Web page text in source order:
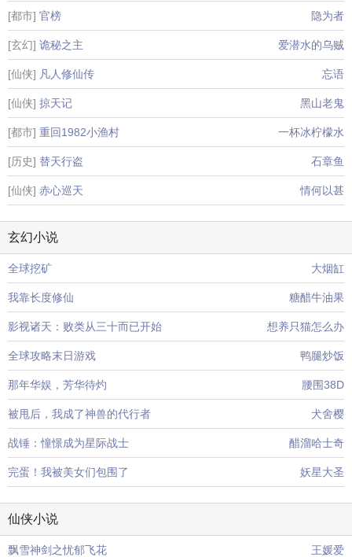
[都市] 官榜 隐为者
[玄幻] 诡秘之主 爱潜水的乌贼
[仙侠] 凡人修仙传 忘语
[仙侠] 掠天记 黑山老鬼
[都市] 重回1982小渔村 一杯冰柠檬水
[历史] 替天行盗 石章鱼
[仙侠] 赤心巡天 情何以甚
玄幻小说
全球挖矿 大烟缸
我靠长度修仙 糖醋牛油果
影视诸天：败类从三十而已开始 想养只猫怎么办
全球攻略末日游戏 鸭腿炒饭
那年华娱，芳华待灼 腰围38D
被甩后，我成了神兽的代行者 犬舍樱
战锤：憧憬成为星际战士 醋溜哈士奇
完蛋！我被美女们包围了 妖星大圣
仙侠小说
飘雪神剑之忧郁飞花 王媛爱